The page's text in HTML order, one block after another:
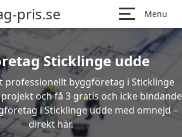
pris.se Menu
Sticklinge udde
professionellt byggföretag i Sticklinge
och få 3 gratis och icke bindande
i Sticklinge udde med omnejd –
direkt här.